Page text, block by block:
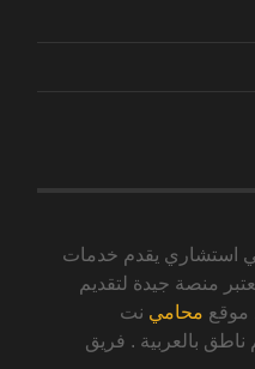
استشاري يقدم خدمات
منصة جيدة لتقديم
موقع محامي نت
بالعربية . فريق